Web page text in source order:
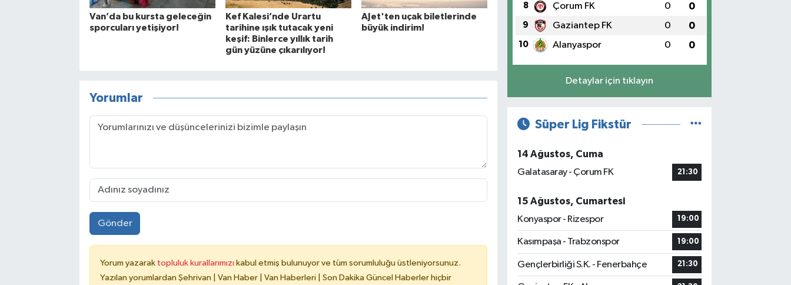
Van’da bu kursta geleceğin
sporcuları yetişiyor!
Kef Kalesi’nde Urartu
tarihine ışık tutacak yeni
keşif: Binlerce yıllık tarih
gün yüzüne çıkarılıyor!
AJet'ten uçak biletlerinde
büyük indirim!
Yorumlar
Gönder
Yorum yazarak topluluk kurallarımızı kabul etmiş bulunuyor ve tüm sorumluluğu üstleniyorsunuz.
Yazılan yorumlardan Şehrivan | Van Haber | Van Haberleri | Son Dakika Güncel Haberler hiçbir
8 Çorum FK 0 0
9 Gaziantep FK 0 0
10 Alanyaspor 0 0
Detaylar için tıklayın
Süper Lig Fikstür
14 Ağustos, Cuma
Galatasaray - Çorum FK
21:30
15 Ağustos, Cumartesi
Konyaspor - Rizespor
19:00
Kasımpaşa - Trabzonspor 19:00
Gençlerbirliği S.K. - Fenerbahçe 21:30